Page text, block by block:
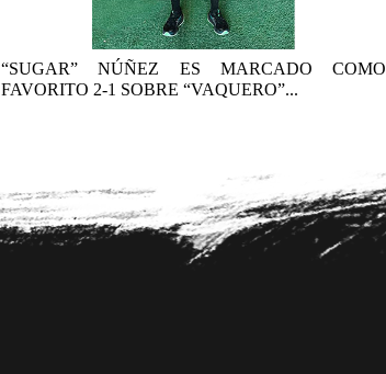
“SUGAR” NÚÑEZ ES MARCADO COMO
FAVORITO 2-1 SOBRE “VAQUERO”...